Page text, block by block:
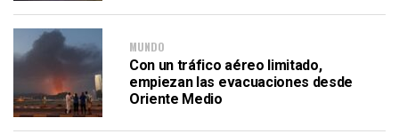
MUNDO
Con un tráfico aéreo limitado,
empiezan las evacuaciones desde
Oriente Medio